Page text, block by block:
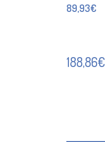
89,93€
188,86€